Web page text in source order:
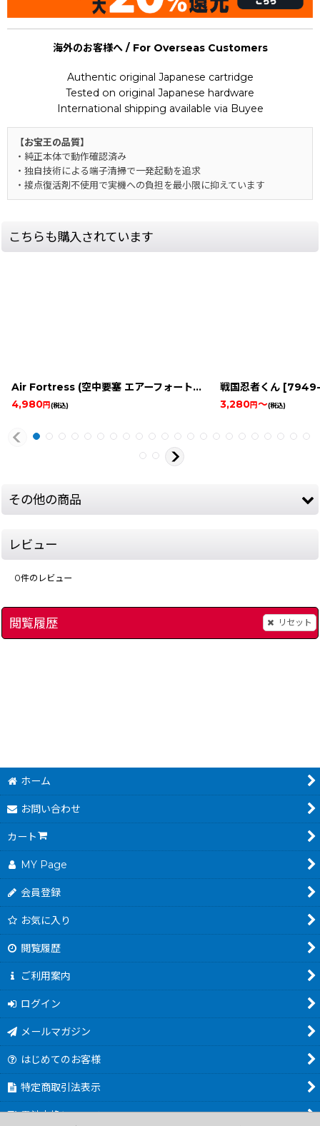
海外のお客様へ / For Overseas Customers
Authentic original Japanese cartridge
Tested on original Japanese hardware
International shipping available via Buyee
【お宝王の品質】
・純正本体で動作確認済み
・独自技術による端子清掃で一発起動を追求
・接点復活剤不使用で実機への負担を最小限に抑えています
こちらも購入されています
Air Fortress (空中要塞 エアーフォートレス) [14669-air-
4,980円(税込)
戦国忍者くん [7949-
3,280円～(税込)
その他の商品
レビュー
0件のレビュー
閲覧履歴 リセット
ホーム
お問い合わせ
カート
MY Page
会員登録
お気に入り
閲覧履歴
ご利用案内
ログイン
メールマガジン
はじめてのお客様
特定商取引法表示
電池交換について